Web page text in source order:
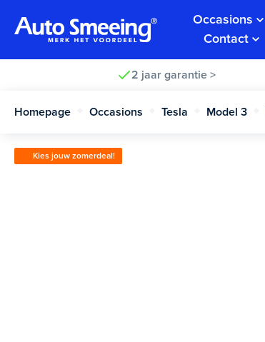
Occasions
Contact
2 jaar garantie >
Homepage Occasions Tesla Model 3
Kies jouw zomerdeal!